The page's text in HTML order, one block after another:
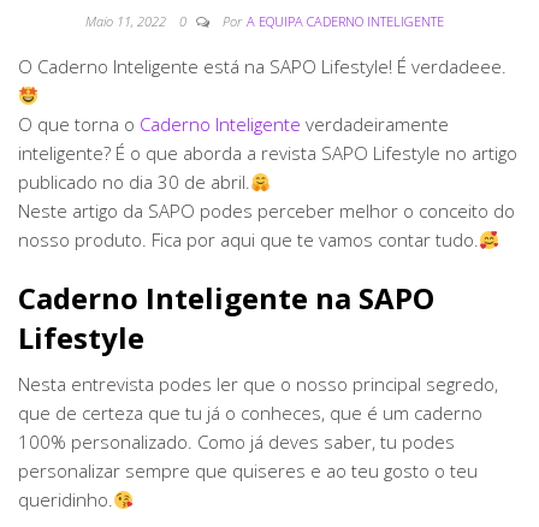
Maio 11, 2022 0 Por A EQUIPA CADERNO INTELIGENTE
O Caderno Inteligente está na SAPO Lifestyle! É verdadeee.
O que torna o Caderno Inteligente verdadeiramente
inteligente? É o que aborda a revista SAPO Lifestyle no artigo
publicado no dia 30 de abril.
Neste artigo da SAPO podes perceber melhor o conceito do
nosso produto. Fica por aqui que te vamos contar tudo.
Caderno Inteligente na SAPO
Lifestyle
Nesta entrevista podes ler que o nosso principal segredo,
que de certeza que tu já o conheces, que é um caderno
100% personalizado. Como já deves saber, tu podes
personalizar sempre que quiseres e ao teu gosto o teu
queridinho.